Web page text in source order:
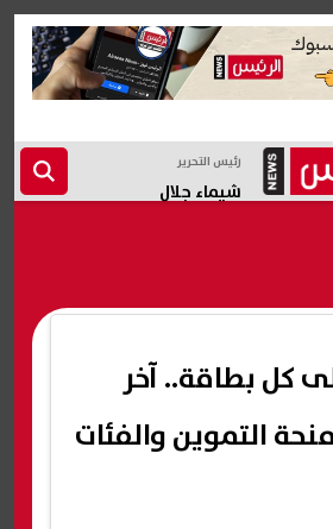
رئيس التحرير
شيماء جلال
على كل بطاقة.. آخر
التموين والفئات